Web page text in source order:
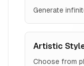
Generate
Artistic
Choose from